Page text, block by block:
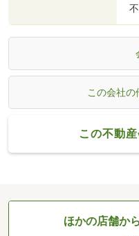
この会社の
この不動
ほかの店舗か